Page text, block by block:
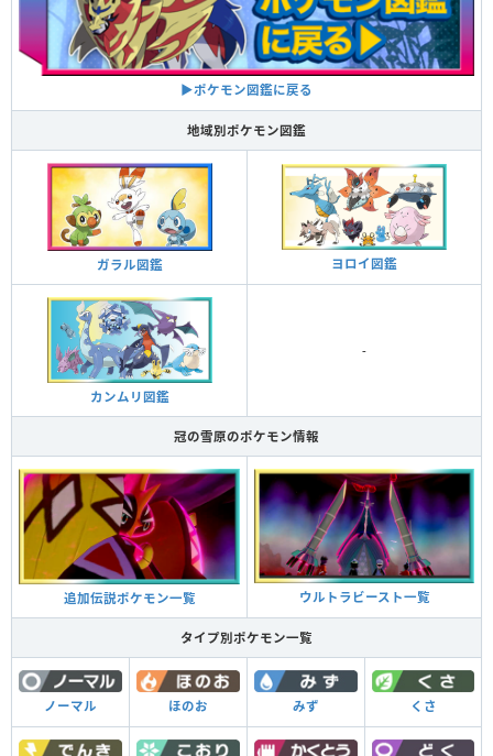
▶ポケモン図鑑に戻る
地域別ポケモン図鑑
ガラル図鑑 ヨロイ図鑑
カンムリ図鑑
-
冠の雪原のポケモン情報
追加伝説ポケモン一覧 ウルトラビースト一覧
タイプ別ポケモン一覧
ノーマル ほのお みず くさ